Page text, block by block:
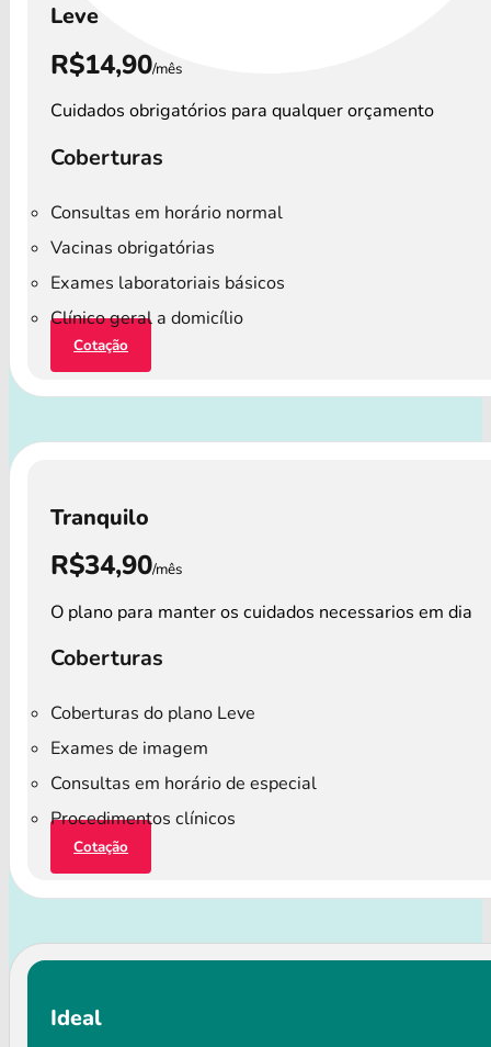
Leve
R$14,90/mês
Cuidados obrigatórios para qualquer orçamento
Coberturas
Consultas em horário normal
Vacinas obrigatórias
Exames laboratoriais básicos
Clínico geral a domicílio
Cotação
Tranquilo
R$34,90/mês
O plano para manter os cuidados necessarios em dia
Coberturas
Coberturas do plano Leve
Exames de imagem
Consultas em horário de especial
Procedimentos clínicos
Cotação
Ideal